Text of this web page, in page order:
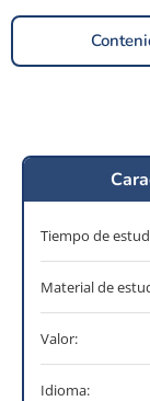
Tiempo de
Material de
Valor:
Idioma: